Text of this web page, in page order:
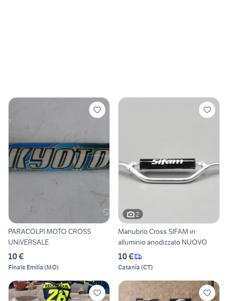
PARACOLPI MOTO CROSS
UNiVERSALE
10 €
Finale Emilia (MO)
2
Manubrio Cross SIFAM in
alluminio anodizzato NUOVO
10 €
Catania (CT)